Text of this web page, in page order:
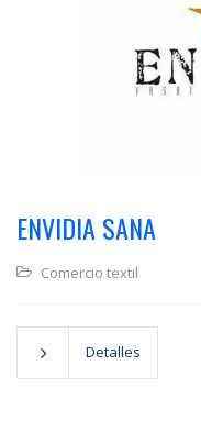
ENVIDIA SANA
Comercio textil
Detalles